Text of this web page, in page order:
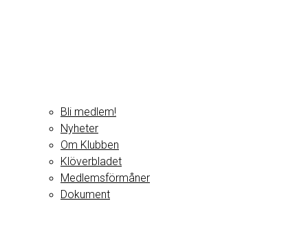
Bli medlem!
Nyheter
Om Klubben
Klöverbladet
Medlemsförmåner
Dokument